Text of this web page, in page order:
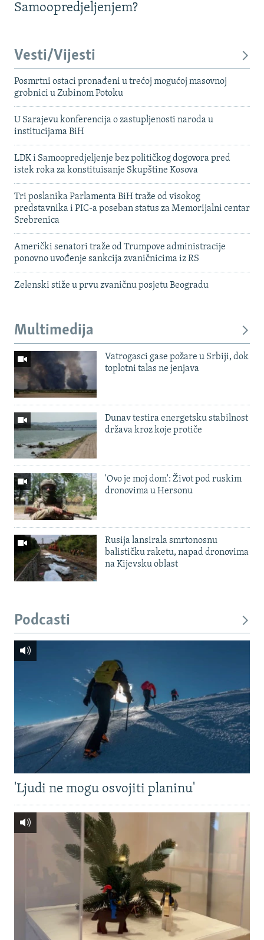
Samoopredjeljenjem?
Vesti/Vijesti
Posmrtni ostaci pronađeni u trećoj mogućoj masovnoj
grobnici u Zubinom Potoku
U Sarajevu konferencija o zastupljenosti naroda u
institucijama BiH
LDK i Samoopredjeljenje bez političkog dogovora pred
istek roka za konstituisanje Skupštine Kosova
Tri poslanika Parlamenta BiH traže od visokog
predstavnika i PIC-a poseban status za Memorijalni centar
Srebrenica
Američki senatori traže od Trumpove administracije
ponovno uvođenje sankcija zvaničnicima iz RS
Zelenski stiže u prvu zvaničnu posjetu Beogradu
Multimedija
Vatrogasci gase požare u Srbiji, dok
toplotni talas ne jenjava
Dunav testira energetsku stabilnost
država kroz koje protiče
'Ovo je moj dom': Život pod ruskim
dronovima u Hersonu
Rusija lansirala smrtonosnu
balističku raketu, napad dronovima
na Kijevsku oblast
Podcasti
'Ljudi ne mogu osvojiti planinu'